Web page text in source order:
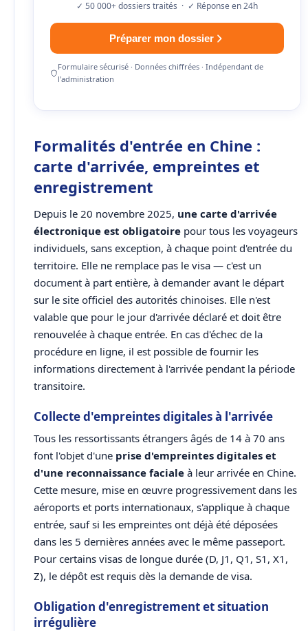
✓ 50 000+ dossiers traités · ✓ Réponse en 24h
Préparer mon dossier
Formulaire sécurisé · Données chiffrées · Indépendant de
l'administration
Formalités d'entrée en Chine :
carte d'arrivée, empreintes et
enregistrement
Depuis le 20 novembre 2025, une carte d'arrivée
électronique est obligatoire pour tous les voyageurs
individuels, sans exception, à chaque point d'entrée du
territoire. Elle ne remplace pas le visa — c'est un
document à part entière, à demander avant le départ
sur le site officiel des autorités chinoises. Elle n'est
valable que pour le jour d'arrivée déclaré et doit être
renouvelée à chaque entrée. En cas d'échec de la
procédure en ligne, il est possible de fournir les
informations directement à l'arrivée pendant la période
transitoire.
Collecte d'empreintes digitales à l'arrivée
Tous les ressortissants étrangers âgés de 14 à 70 ans
font l'objet d'une prise d'empreintes digitales et
d'une reconnaissance faciale à leur arrivée en Chine.
Cette mesure, mise en œuvre progressivement dans les
aéroports et ports internationaux, s'applique à chaque
entrée, sauf si les empreintes ont déjà été déposées
dans les 5 dernières années avec le même passeport.
Pour certains visas de longue durée (D, J1, Q1, S1, X1,
Z), le dépôt est requis dès la demande de visa.
Obligation d'enregistrement et situation
irrégulière